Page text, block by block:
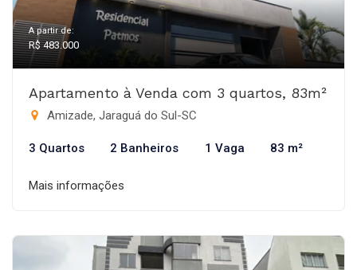
A partir de:
R$ 483.000
Apartamento à Venda com 3 quartos, 83m²
Amizade, Jaraguá do Sul-SC
3 Quartos 2 Banheiros 1 Vaga 83 m²
Mais informações